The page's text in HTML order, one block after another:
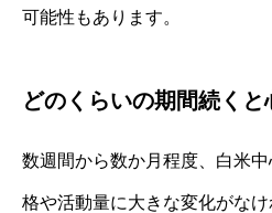
可能性もあります。
どのくらいの期間続くと
数週間から数か月程度、白米
格や活動量に大きな変化がな